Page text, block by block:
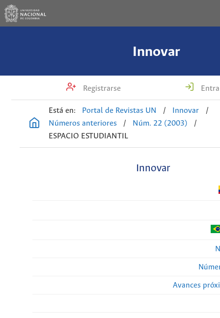
Innovar
Registrarse
Está en: Portal de Revistas UN / Innovar
/
Números anteriores
/ Núm. 22 (2003)
/
ESPACIO ESTUDIANTIL
Innovar
Avances